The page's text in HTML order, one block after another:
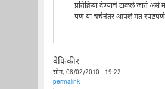
प्रतिक्रिया देण्याचे टाळले जाते असे
पण या चर्चेनंतर आपलं मत स्पष्टपणे
बेफिकीर
सोम, 08/02/2010 - 19:22
permalink